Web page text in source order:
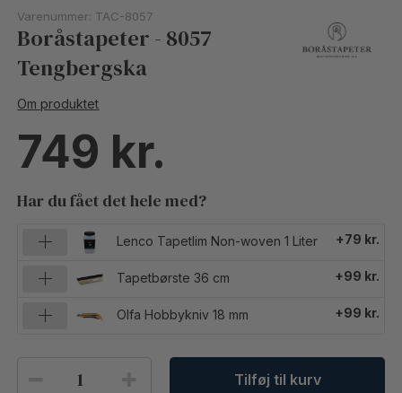
Varenummer: TAC-8057
Boråstapeter - 8057
Tengbergska
Om produktet
749
Har du fået det hele med?
Lenco Tapetlim Non-woven 1 Liter +79 kr.
Tapetbørste 36 cm +99 kr.
Olfa Hobbykniv 18 mm +99 kr.
Tilføj til kurv